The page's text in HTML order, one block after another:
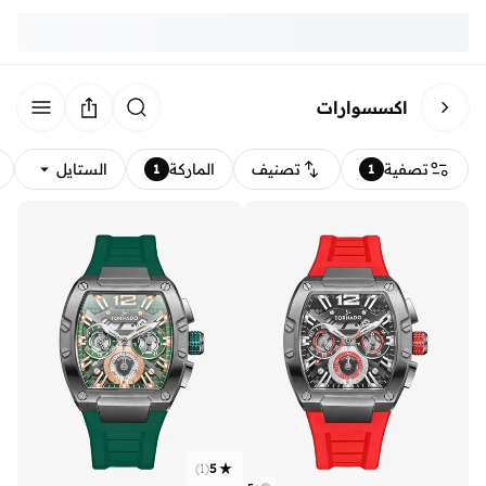
اكسسوارات
تصفية 1 تصنيف الماركة 1 الستايل
5
(
1
)